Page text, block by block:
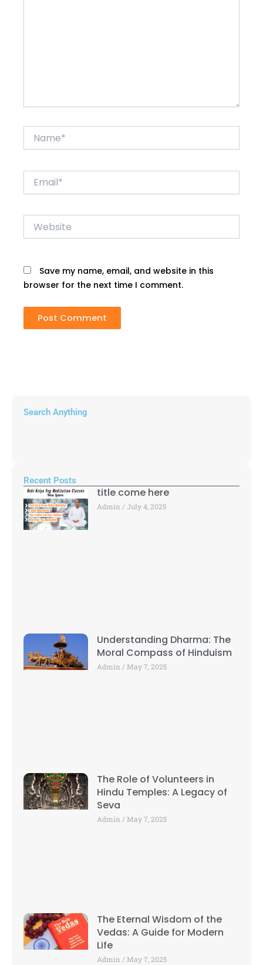
Website
Save my name, email, and website in this
browser for the next time I comment.
Search Anything
Recent Posts
title come here
Admin July 4, 2025
Understanding Dharma: The
Moral Compass of Hinduism
Admin May 7, 2025
The Role of Volunteers in
Hindu Temples: A Legacy of
Seva
Admin May 7, 2025
The Eternal Wisdom of the
Vedas: A Guide for Modern
Life
Admin May 7, 2025